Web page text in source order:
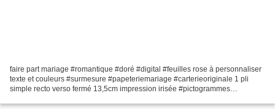
faire part mariage #romantique #doré #digital #feuilles rose à personnaliser
texte et couleurs #surmesure #papeteriemariage #carterieoriginale 1 pli
simple recto verso fermé 13,5cm impression irisée #pictogrammes